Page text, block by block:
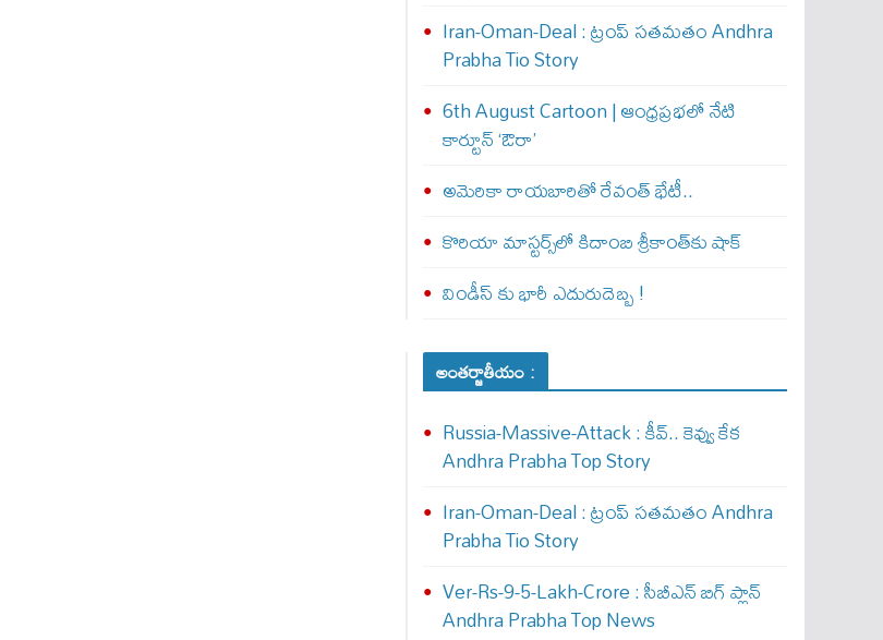
Iran-Oman-Deal : ట్రంప్ స‌త‌మ‌తం Andhra
Prabha Tio Story
6th August Cartoon | ఆంధ్రప్రభలో నేటి
కార్టూన్ ‘ఔరా’
అమెరికా రాయబారితో రేవంత్ భేటీ..
కొరియా మాస్టర్స్‌లో కిదాంబి శ్రీకాంత్‌కు షాక్
విండీస్ కు భారీ ఎదురుదెబ్బ !
అంతర్జాతీయం :
Russia-Massive-Attack : కీవ్‌.. కెవ్వు కేక‌
Andhra Prabha Top Story
Iran-Oman-Deal : ట్రంప్ స‌త‌మ‌తం Andhra
Prabha Tio Story
Ver-Rs-9-5-Lakh-Crore : సీబీఎన్ బిగ్ ప్లాన్
Andhra Prabha Top News